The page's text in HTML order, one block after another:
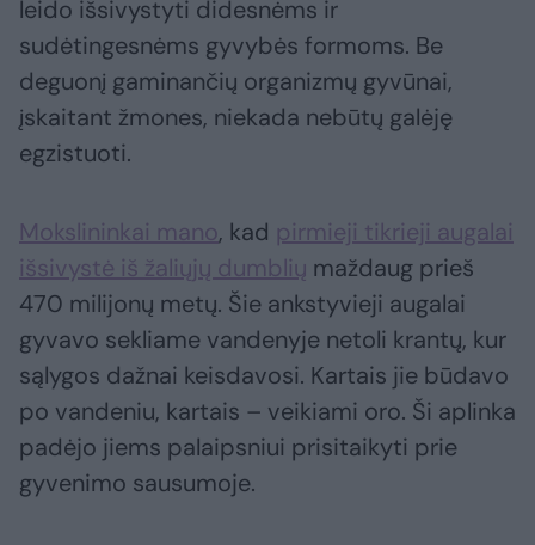
leido išsivystyti didesnėms ir
sudėtingesnėms gyvybės formoms. Be
deguonį gaminančių organizmų gyvūnai,
įskaitant žmones, niekada nebūtų galėję
egzistuoti.
Mokslininkai mano, kad pirmieji tikrieji augalai
išsivystė iš žaliųjų dumblių maždaug prieš
470 milijonų metų. Šie ankstyvieji augalai
gyvavo sekliame vandenyje netoli krantų, kur
sąlygos dažnai keisdavosi. Kartais jie būdavo
po vandeniu, kartais – veikiami oro. Ši aplinka
padėjo jiems palaipsniui prisitaikyti prie
gyvenimo sausumoje.